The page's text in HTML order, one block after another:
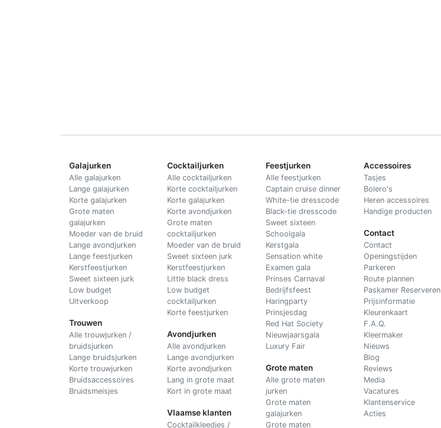
Galajurken
Alle galajurken
Lange galajurken
Korte galajurken
Grote maten
galajurken
Moeder van de bruid
Lange avondjurken
Lange feestjurken
Kerstfeestjurken
Sweet sixteen jurk
Low budget
Uitverkoop
Trouwen
Alle trouwjurken /
bruidsjurken
Lange bruidsjurken
Korte trouwjurken
Bruidsaccessoires
Bruidsmeisjes
Cocktailjurken
Alle cocktailjurken
Korte cocktailjurken
Korte galajurken
Korte avondjurken
Grote maten
cocktailjurken
Moeder van de bruid
Sweet sixteen jurk
Kerstfeestjurken
Little black dress
Low budget
cocktailjurken
Korte feestjurken
Avondjurken
Alle avondjurken
Lange avondjurken
Korte avondjurken
Lang in grote maat
Kort in grote maat
Vlaamse klanten
Cocktailkleedjes /
Feestjurken
Alle feestjurken
Captain cruise dinner
White-tie dresscode
Black-tie dresscode
Sweet sixteen
Schoolgala
Kerstgala
Sensation white
Examen gala
Prinses Carnaval
Bedrijfsfeest
Haringparty
Prinsjesdag
Red Hat Society
Nieuwjaarsgala
Luxury Fair
Grote maten
Alle grote maten
jurken
Grote maten
galajurken
Grote maten
Accessoires
Tasjes
Bolero's
Heren accessoires
Handige producten
Contact
Contact
Openingstijden
Parkeren
Route plannen
Paskamer Reserveren
Prijsinformatie
Kleurenkaart
F.A.Q.
Kleermaker
Nieuws
Blog
Reviews
Media
Vacatures
Klantenservice
Acties